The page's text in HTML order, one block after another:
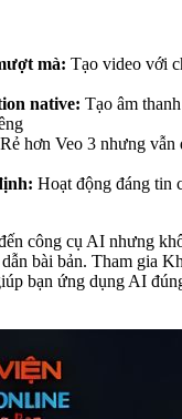
mà: Tạo video với
native: Tạo âm
Rẻ hơn Veo 3 nhưng vẫn
Hoạt động đáng tin
công cụ AI nhưng
bài bản. Tham gia
bạn ứng dụng AI